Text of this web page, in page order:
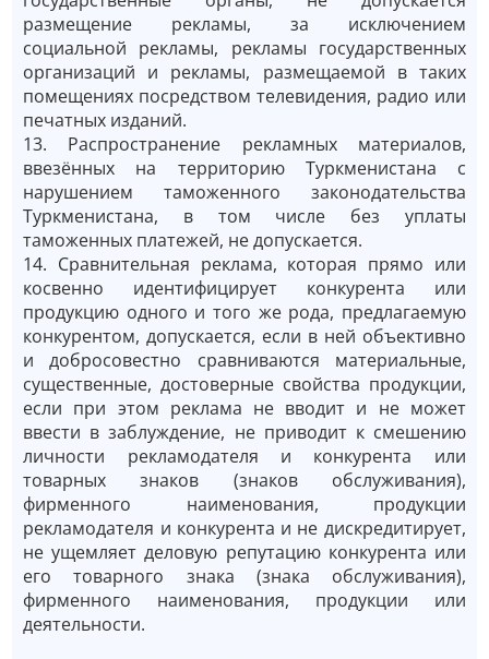
размещение рекламы, за исключением
социальной рекламы, рекламы государственных
организаций и рекламы, размещаемой в таких
помещениях посредством телевидения, радио или
печатных изданий.
13. Распространение рекламных материалов,
ввезённых на территорию Туркменистана с
нарушением таможенного законодательства
Туркменистана, в том числе без уплаты
таможенных платежей, не допускается.
14. Сравнительная реклама, которая прямо или
косвенно идентифицирует конкурента или
продукцию одного и того же рода, предлагаемую
конкурентом, допускается, если в ней объективно
и добросовестно сравниваются материальные,
существенные, достоверные свойства продукции,
если при этом реклама не вводит и не может
ввести в заблуждение, не приводит к смешению
личности рекламодателя и конкурента или
товарных знаков (знаков обслуживания),
фирменного наименования, продукции
рекламодателя и конкурента и не дискредитирует,
не ущемляет деловую репутацию конкурента или
его товарного знака (знака обслуживания),
фирменного наименования, продукции или
деятельности.